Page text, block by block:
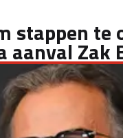
stappen te
aanval Zak